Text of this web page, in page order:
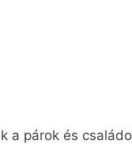
a párok és